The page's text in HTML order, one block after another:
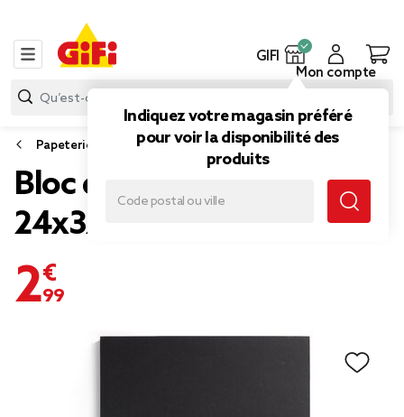
GIFI
Indiquez votre magasin préféré
pour voir la disponibilité des
produits
Mon compte
Papeterie et fournitures bureau
Bloc de 30 feuilles à dessin
24x32cm papier 250g
2,99 €